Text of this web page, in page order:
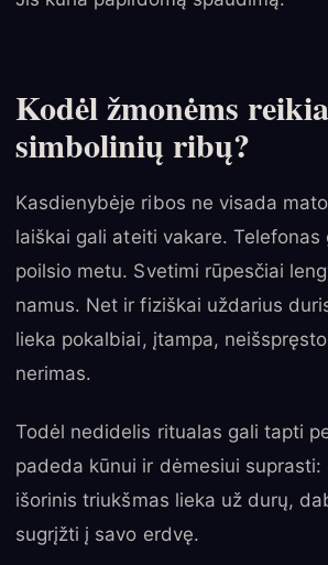
Kodėl žmonėms reikia
simbolinių ribų?
Kasdienybėje ribos ne visada
laiškai gali ateiti vakare. Telefonas
poilsio metu. Svetimi rūpesčiai
namus. Net ir fiziškai uždarius
lieka pokalbiai, įtampa,
nerimas.
Todėl nedidelis ritualas gali tapti
padeda kūnui ir dėmesiui
išorinis triukšmas lieka už durų,
sugrįžti į savo erdvę.